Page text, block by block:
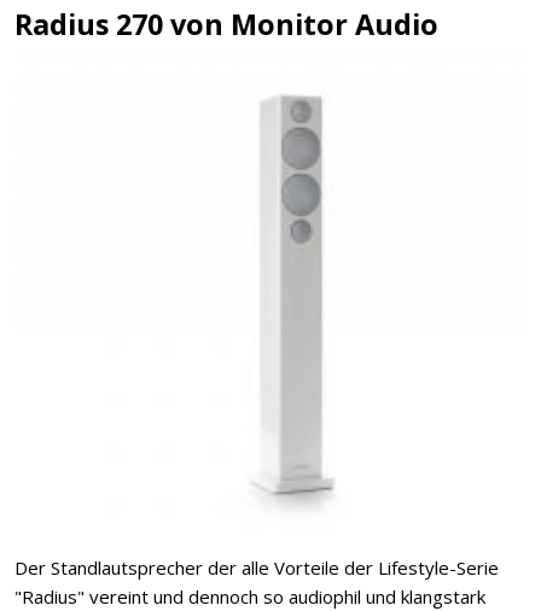
Radius 270 von Monitor Audio
Der Standlautsprecher der alle Vorteile der Lifestyle-Serie
"Radius" vereint und dennoch so audiophil und klangstark